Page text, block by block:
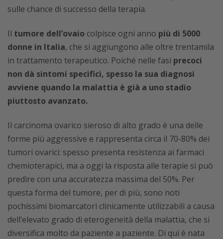
sulle chance di successo della terapia.
Il tumore dell’ovaio colpisce ogni anno più di 5000
donne in Italia, che si aggiungono alle oltre trentamila
in trattamento terapeutico. Poiché nelle fasi precoci
non dà sintomi specifici, spesso la sua diagnosi
avviene quando la malattia è già a uno stadio
piuttosto avanzato.
Il carcinoma ovarico sieroso di alto grado è una delle
forme più aggressive e rappresenta circa il 70-80% dei
tumori ovarici: spesso presenta resistenza ai farmaci
chemioterapici, ma a oggi la risposta alle terapie si può
predire con una accuratezza massima del 50%. Per
questa forma del tumore, per di più, sono noti
pochissimi biomarcatori clinicamente utilizzabili a causa
dell’elevato grado di eterogeneità della malattia, che si
diversifica molto da paziente a paziente. Di qui è nata